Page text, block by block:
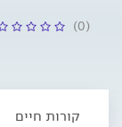
(0)
קורות חיים